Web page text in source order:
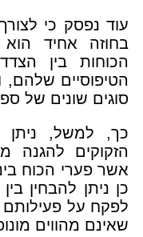
עוד נפסק כי
בחוזה אחיד
הכוחות בין
הטיפוסיים שלהם,
סוגים שונים של
כך, למשל, ניתן
הזקוקים להגנה
אשר פערי הכוח
כן ניתן להבחין
לפקח על פעילותם
שאינם מהווים